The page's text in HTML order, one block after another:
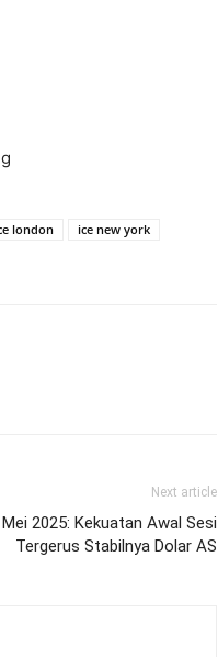
london
ice new york
Next article
2025: Kekuatan Awal Sesi
Tergerus Stabilnya Dolar AS